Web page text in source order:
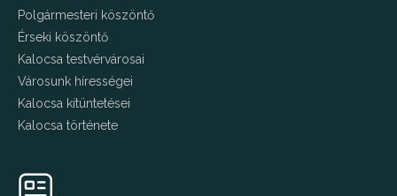
Polgármesteri köszöntő
Érseki köszöntő
Kalocsa testvérvárosai
Városunk hírességei
Kalocsa kitüntetései
Kalocsa története